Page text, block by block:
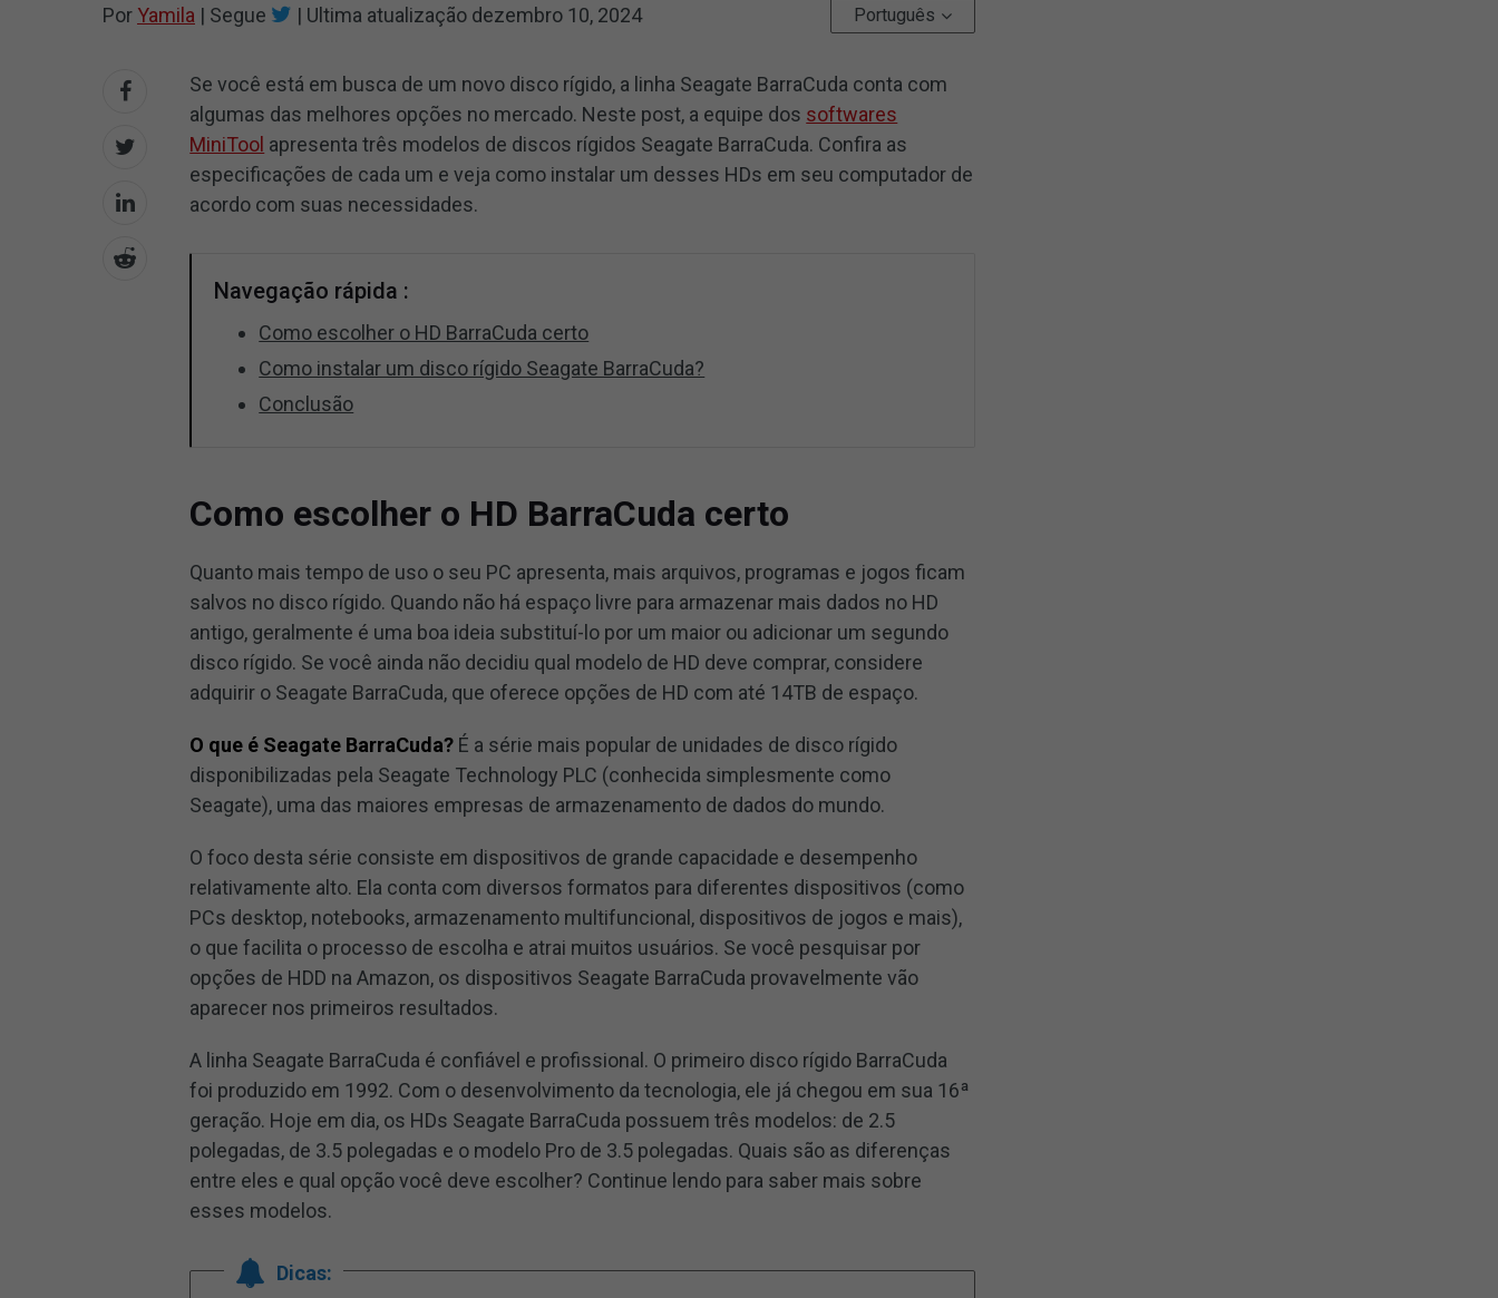
Por Yamila | Segue | Ultima atualização dezembro 10, 2024 Português
Se você está em busca de um novo disco rígido, a linha Seagate BarraCuda conta com
algumas das melhores opções no mercado. Neste post, a equipe dos softwares
MiniTool apresenta três modelos de discos rígidos Seagate BarraCuda. Confira as
especificações de cada um e veja como instalar um desses HDs em seu computador de
acordo com suas necessidades.
Navegação rápida :
Como escolher o HD BarraCuda certo
Como instalar um disco rígido Seagate BarraCuda?
Conclusão
Como escolher o HD BarraCuda certo
Quanto mais tempo de uso o seu PC apresenta, mais arquivos, programas e jogos ficam
salvos no disco rígido. Quando não há espaço livre para armazenar mais dados no HD
antigo, geralmente é uma boa ideia substituí-lo por um maior ou adicionar um segundo
disco rígido. Se você ainda não decidiu qual modelo de HD deve comprar, considere
adquirir o Seagate BarraCuda, que oferece opções de HD com até 14TB de espaço.
O que é Seagate BarraCuda? É a série mais popular de unidades de disco rígido
disponibilizadas pela Seagate Technology PLC (conhecida simplesmente como
Seagate), uma das maiores empresas de armazenamento de dados do mundo.
O foco desta série consiste em dispositivos de grande capacidade e desempenho
relativamente alto. Ela conta com diversos formatos para diferentes dispositivos (como
PCs desktop, notebooks, armazenamento multifuncional, dispositivos de jogos e mais),
o que facilita o processo de escolha e atrai muitos usuários. Se você pesquisar por
opções de HDD na Amazon, os dispositivos Seagate BarraCuda provavelmente vão
aparecer nos primeiros resultados.
A linha Seagate BarraCuda é confiável e profissional. O primeiro disco rígido BarraCuda
foi produzido em 1992. Com o desenvolvimento da tecnologia, ele já chegou em sua 16ª
geração. Hoje em dia, os HDs Seagate BarraCuda possuem três modelos: de 2.5
polegadas, de 3.5 polegadas e o modelo Pro de 3.5 polegadas. Quais são as diferenças
entre eles e qual opção você deve escolher? Continue lendo para saber mais sobre
esses modelos.
Dicas: